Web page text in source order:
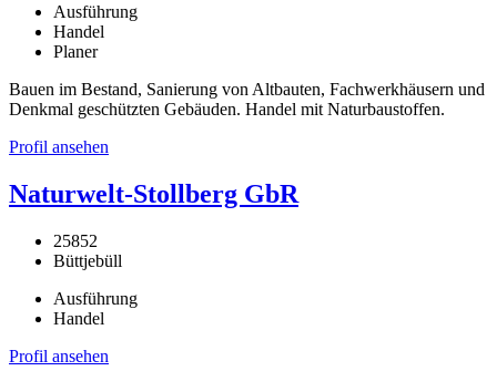
Ausführung
Handel
Planer
Bauen im Bestand, Sanierung von Altbauten, Fachwerkhäusern und
Denkmal geschützten Gebäuden. Handel mit Naturbaustoffen.
Profil ansehen
Naturwelt-Stollberg GbR
25852
Büttjebüll
Ausführung
Handel
Profil ansehen